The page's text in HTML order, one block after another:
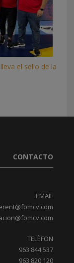
el sello de la
CONTACTO
EMAIL
TELÈFON
963 844 537
963 820 120